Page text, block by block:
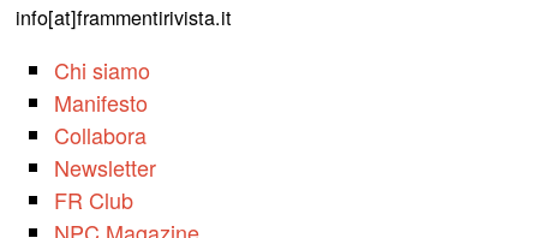
info[at]frammentirivista.it
Chi siamo
Manifesto
Collabora
Newsletter
FR Club
NPC Magazine